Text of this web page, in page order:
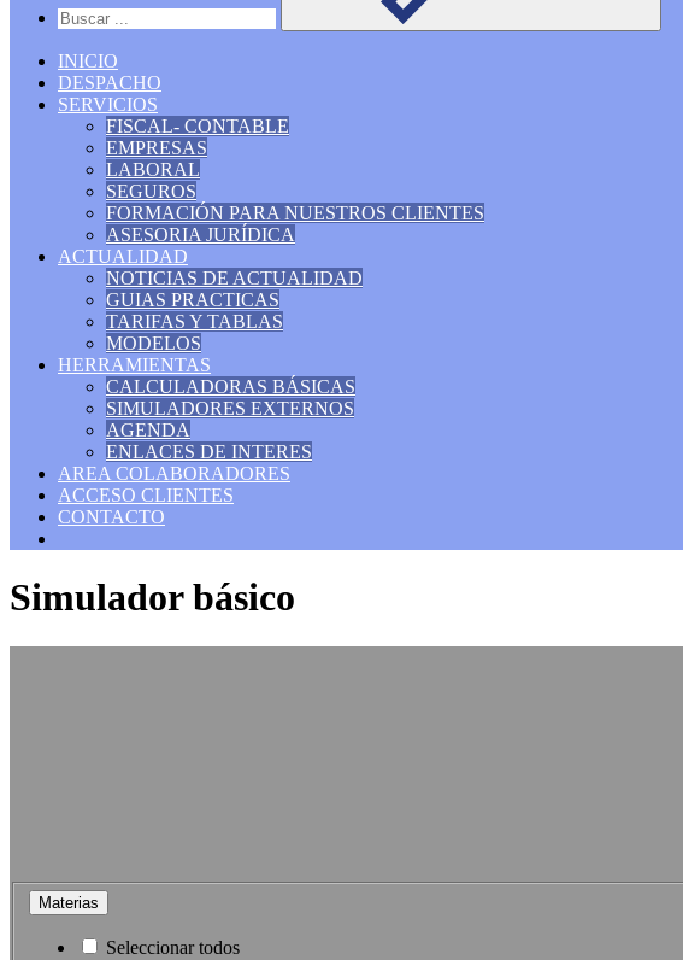
INICIO
DESPACHO
SERVICIOS
FISCAL- CONTABLE
EMPRESAS
LABORAL
SEGUROS
FORMACIÓN PARA NUESTROS CLIENTES
ASESORIA JURÍDICA
ACTUALIDAD
NOTICIAS DE ACTUALIDAD
GUIAS PRACTICAS
TARIFAS Y TABLAS
MODELOS
HERRAMIENTAS
CALCULADORAS BÁSICAS
SIMULADORES EXTERNOS
AGENDA
ENLACES DE INTERES
AREA COLABORADORES
ACCESO CLIENTES
CONTACTO
Simulador básico
Materias
Seleccionar todos